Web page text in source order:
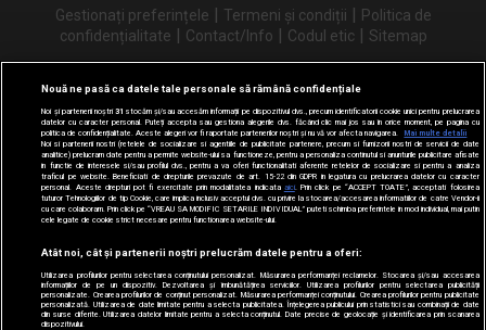
Gestionați preferințele | Termeni și condiții | Politica de
confidențialitate | Contact/Info | Codul etic | Sitemap
Urmărește-ne și pe
Nouă ne pasă ca datele tale personale să rămână confidențiale
Noi și partenerii noștri31 stocăm și/sau accesăm informații pe dispozitivul dvs., precum identificatorii cookie unici pentru prelucrarea
datelor cu caracter personal. Puteți accepta sau gestiona alegerile dvs. făcând clic mai jos sau în orice moment, pe pagina cu
politica de confidențialitate. Aceste alegeri vor fi raportate partenerilor noștri și nu vă vor afecta navigarea.
Mai multe detalii
Noi si partenerii nostri (retelele de socializare si agentiile de publicitate partenere, precum si furnizorii nostri de servicii de date
analitice) prelucram date pentru a permite website-ului sa functioneze, pentru a personaliza continutul si anunturile publicitare afisate
in functie de interesele si/sau profilul dvs., pentru a va oferi functionalitati aferente retelelor de socializare si pentru a analiza
traficul pe website. Beneficiati de drepturile prevazute de art. 15-22 din GDPR in legatura cu prelucrarea datelor cu caracter
personal. Aceste drepturi pot fi exercitate prin modalitatea indicata aici. Prin click pe “ACCEPT TOATE”, acceptati folosirea
tuturor Tehnologiilor de tip Cookie, care implica inclusiv acceptul dvs. cu privire la stocarea/accesarea informatiilor de catre Vendor-ii
cu care colaboram. Prin click pe “VREAU SA MODIFIC SETARILE INDIVIDUAL” puteti schimba preferintele in mod individual, mai putin
cele legate de cookie strict necesare pentru functionarea website-ului.
Atât noi, cât și partenerii noștri prelucrăm datele pentru a oferi:
Utilizarea profilurilor pentru selectarea conținutului personalizat. Măsurarea performanței reclamelor. Stocarea și/sau accesarea
informațiilor de pe un dispozitiv. Dezvoltarea și îmbunătățirea serviciilor. Utilizarea profilurilor pentru selectarea publicității
personalizate. Crearea profilurilor de conținut personalizat. Măsurarea performanței conținutului. Crearea profilurilor pentru publicitate
personalizată. Utilizarea de date limitate pentru a selecta publicitatea. Înțelegerea publicului prin statistici sau combinații de date
din surse diferite. Utilizarea datelor limitate pentru a selecta conținutul. Date precise de geolocație și identificarea prin scanarea
dispozitivului.